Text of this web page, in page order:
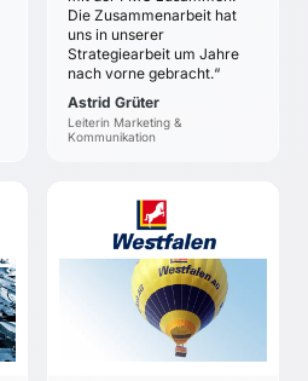
Die Zusammenarbeit hat
uns in unserer
Strategiearbeit um Jahre
nach vorne gebracht.“
Astrid Grüter
Leiterin Marketing &
Kommunikation
Programme sowie
Erkennung und Nutzung
von Chancen im
Zukunftsmarkt
„Energieeffizienz-
Dienstleistungen“.
WESTFALEN AG
Günter Rotering
ZIELE
Entwicklung und
Aktualisierung der
Zukunftsstrategien in